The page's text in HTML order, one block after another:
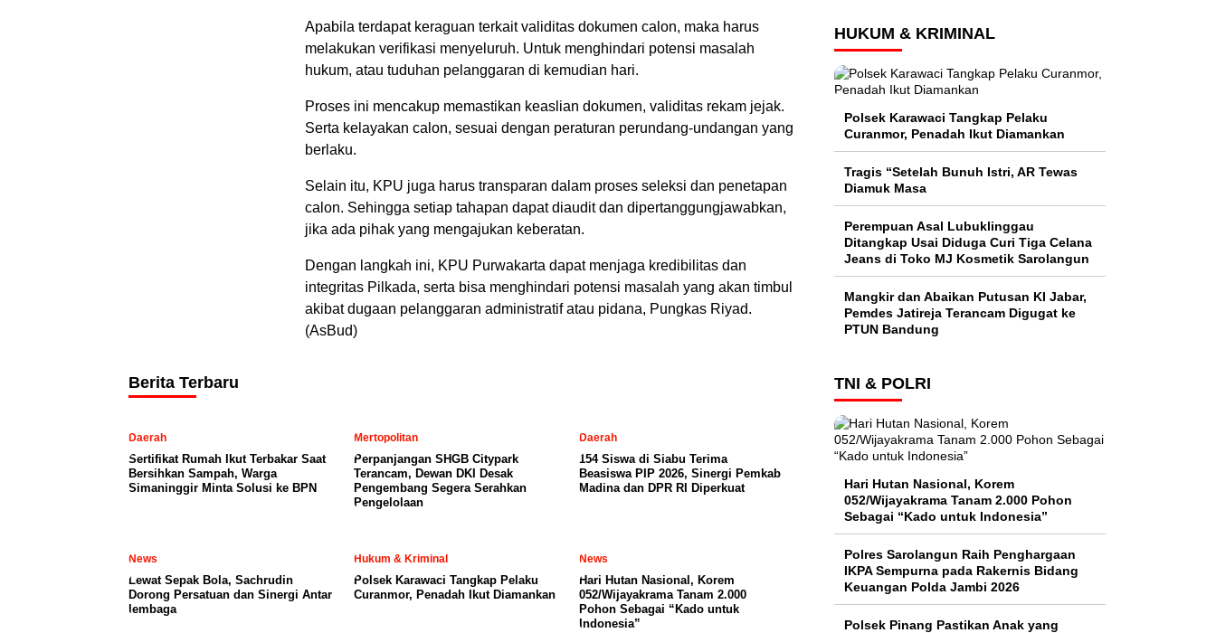
Apabila terdapat keraguan terkait validitas dokumen calon, maka harus
melakukan verifikasi menyeluruh. Untuk menghindari potensi masalah
hukum, atau tuduhan pelanggaran di kemudian hari.
Proses ini mencakup memastikan keaslian dokumen, validitas rekam jejak.
Serta kelayakan calon, sesuai dengan peraturan perundang-undangan yang
berlaku.
Selain itu, KPU juga harus transparan dalam proses seleksi dan penetapan
calon. Sehingga setiap tahapan dapat diaudit dan dipertanggungjawabkan,
jika ada pihak yang mengajukan keberatan.
Dengan langkah ini, KPU Purwakarta dapat menjaga kredibilitas dan
integritas Pilkada, serta bisa menghindari potensi masalah yang akan timbul
akibat dugaan pelanggaran administratif atau pidana, Pungkas Riyad.
(AsBud)
Berita Terbaru
Daerah
Sertifikat Rumah Ikut Terbakar Saat
Bersihkan Sampah, Warga
Simaninggir Minta Solusi ke BPN
Mertopolitan
Perpanjangan SHGB Citypark
Terancam, Dewan DKI Desak
Pengembang Segera Serahkan
Pengelolaan
Daerah
154 Siswa di Siabu Terima
Beasiswa PIP 2026, Sinergi Pemkab
Madina dan DPR RI Diperkuat
News
Lewat Sepak Bola, Sachrudin
Dorong Persatuan dan Sinergi Antar
lembaga
Hukum & Kriminal
Polsek Karawaci Tangkap Pelaku
Curanmor, Penadah Ikut Diamankan
News
Hari Hutan Nasional, Korem
052/Wijayakrama Tanam 2.000
Pohon Sebagai “Kado untuk
Indonesia”
HUKUM & KRIMINAL
Polsek Karawaci Tangkap Pelaku
Curanmor, Penadah Ikut Diamankan
Tragis “Setelah Bunuh Istri, AR Tewas
Diamuk Masa
Perempuan Asal Lubuklinggau
Ditangkap Usai Diduga Curi Tiga Celana
Jeans di Toko MJ Kosmetik Sarolangun
Mangkir dan Abaikan Putusan KI Jabar,
Pemdes Jatireja Terancam Digugat ke
PTUN Bandung
TNI & POLRI
Hari Hutan Nasional, Korem
052/Wijayakrama Tanam 2.000 Pohon
Sebagai “Kado untuk Indonesia”
Polres Sarolangun Raih Penghargaan
IKPA Sempurna pada Rakernis Bidang
Keuangan Polda Jambi 2026
Polsek Pinang Pastikan Anak yang